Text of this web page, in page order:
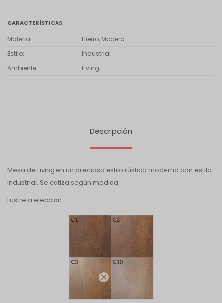

CARACTERÍSTICAS
Material
Hierro, Madera
Estilo
Industrial
Ambiente
Living
Descripción
Mesa de Living en un precioso estilo rústico moderno con estilo
industrial. Se cotiza según medida.
Lustre a elección: